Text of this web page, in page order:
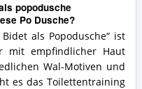
popodusche
Po Dusche?
als Popodusche“ ist
mit empfindlicher Haut
Wal-Motiven und
es das Toilettentraining